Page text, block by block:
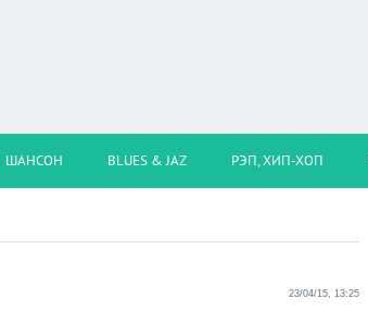
ШАНСОН BLUES & JAZ РЭП, ХИП-ХОП
23/04/15, 13:25